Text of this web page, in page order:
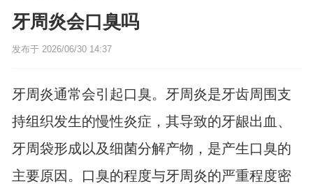
牙周炎会口臭吗
发布于 2026/06/30 14:37
牙周炎通常会引起口臭。牙周炎是牙齿周围支
持组织发生的慢性炎症，其导致的牙龈出血、
牙周袋形成以及细菌分解产物，是产生口臭的
主要原因。口臭的程度与牙周炎的严重程度密